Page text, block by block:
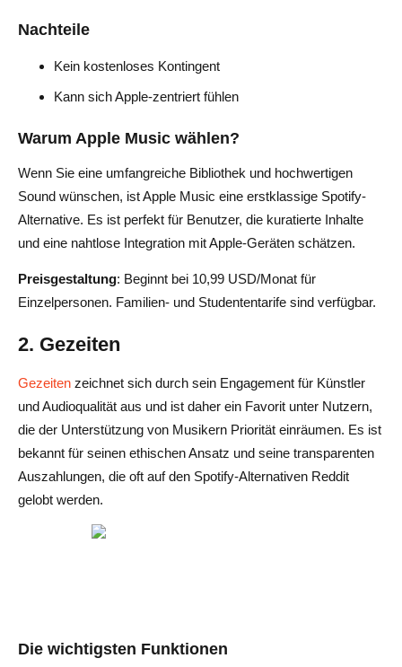
Nachteile
Kein kostenloses Kontingent
Kann sich Apple-zentriert fühlen
Warum Apple Music wählen?
Wenn Sie eine umfangreiche Bibliothek und hochwertigen
Sound wünschen, ist Apple Music eine erstklassige Spotify-
Alternative. Es ist perfekt für Benutzer, die kuratierte Inhalte
und eine nahtlose Integration mit Apple-Geräten schätzen.
Preisgestaltung: Beginnt bei 10,99 USD/Monat für
Einzelpersonen. Familien- und Studententarife sind verfügbar.
2. Gezeiten
Gezeiten zeichnet sich durch sein Engagement für Künstler
und Audioqualität aus und ist daher ein Favorit unter Nutzern,
die der Unterstützung von Musikern Priorität einräumen. Es ist
bekannt für seinen ethischen Ansatz und seine transparenten
Auszahlungen, die oft auf den Spotify-Alternativen Reddit
gelobt werden.
Die wichtigsten Funktionen